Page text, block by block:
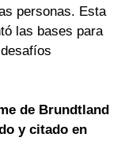
personas. Esta
las bases para
de Brundtland
y citado en